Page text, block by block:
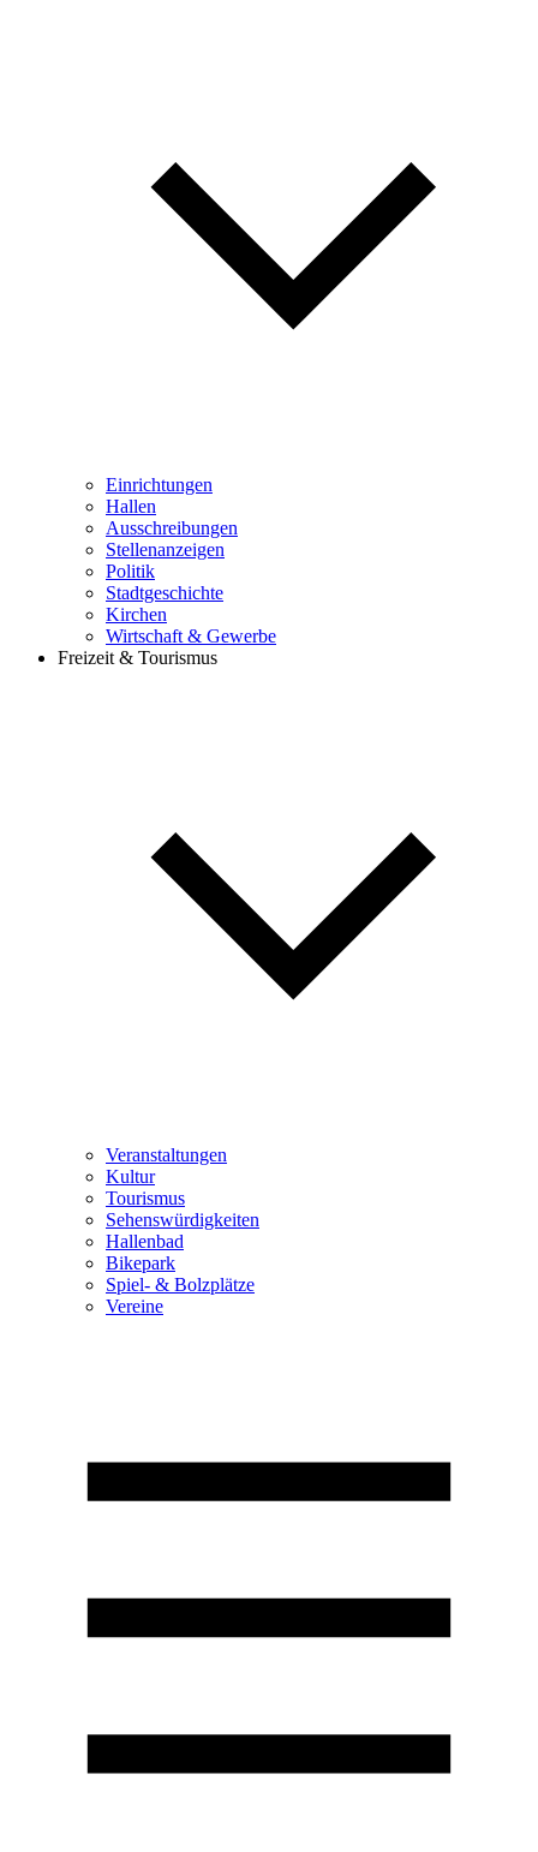
Einrichtungen
Hallen
Ausschreibungen
Stellenanzeigen
Politik
Stadtgeschichte
Kirchen
Wirtschaft & Gewerbe
Freizeit & Tourismus
Veranstaltungen
Kultur
Tourismus
Sehenswürdigkeiten
Hallenbad
Bikepark
Spiel- & Bolzplätze
Vereine